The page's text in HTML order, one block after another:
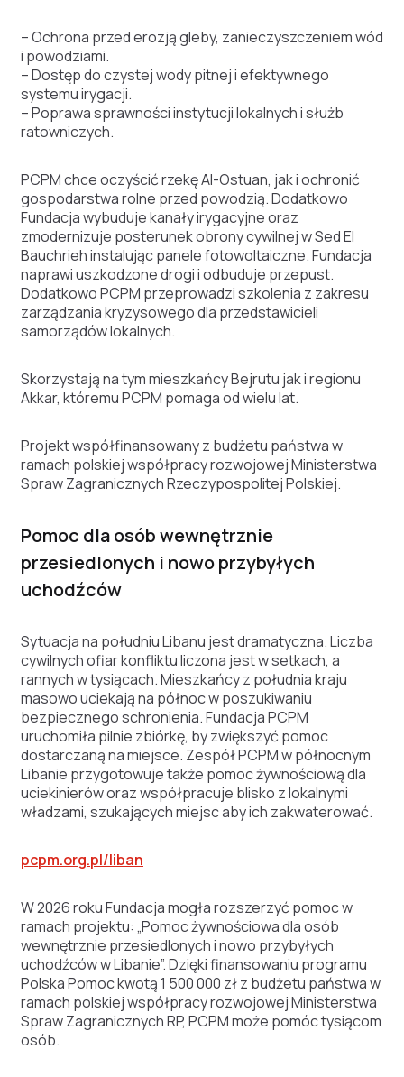
– Ochrona przed erozją gleby, zanieczyszczeniem wód
i powodziami.
– Dostęp do czystej wody pitnej i efektywnego
systemu irygacji.
– Poprawa sprawności instytucji lokalnych i służb
ratowniczych.
PCPM chce oczyścić rzekę Al-Ostuan, jak i ochronić
gospodarstwa rolne przed powodzią. Dodatkowo
Fundacja wybuduje kanały irygacyjne oraz
zmodernizuje posterunek obrony cywilnej w Sed El
Bauchrieh instalując panele fotowoltaiczne. Fundacja
naprawi uszkodzone drogi i odbuduje przepust.
Dodatkowo PCPM przeprowadzi szkolenia z zakresu
zarządzania kryzysowego dla przedstawicieli
samorządów lokalnych.
Skorzystają na tym mieszkańcy Bejrutu jak i regionu
Akkar, któremu PCPM pomaga od wielu lat.
Projekt współfinansowany z budżetu państwa w
ramach polskiej współpracy rozwojowej Ministerstwa
Spraw Zagranicznych Rzeczypospolitej Polskiej.
Pomoc dla osób wewnętrznie
przesiedlonych i nowo przybyłych
uchodźców
Sytuacja na południu Libanu jest dramatyczna. Liczba
cywilnych ofiar konfliktu liczona jest w setkach, a
rannych w tysiącach. Mieszkańcy z południa kraju
masowo uciekają na północ w poszukiwaniu
bezpiecznego schronienia. Fundacja PCPM
uruchomiła pilnie zbiórkę, by zwiększyć pomoc
dostarczaną na miejsce. Zespół PCPM w północnym
Libanie przygotowuje także pomoc żywnościową dla
uciekinierów oraz współpracuje blisko z lokalnymi
władzami, szukających miejsc aby ich zakwaterować.
pcpm.org.pl/liban
W 2026 roku Fundacja mogła rozszerzyć pomoc w
ramach projektu: „Pomoc żywnościowa dla osób
wewnętrznie przesiedlonych i nowo przybyłych
uchodźców w Libanie”. Dzięki finansowaniu programu
Polska Pomoc kwotą 1 500 000 zł z budżetu państwa w
ramach polskiej współpracy rozwojowej Ministerstwa
Spraw Zagranicznych RP, PCPM może pomóc tysiącom
osób.